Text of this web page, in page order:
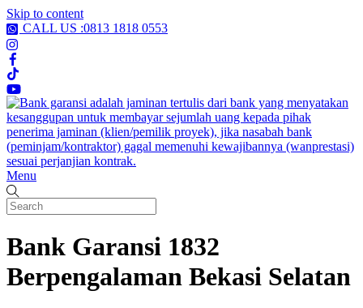
Skip to content
CALL US :0813 1818 0553
Menu
Bank Garansi 1832
Berpengalaman Bekasi Selatan